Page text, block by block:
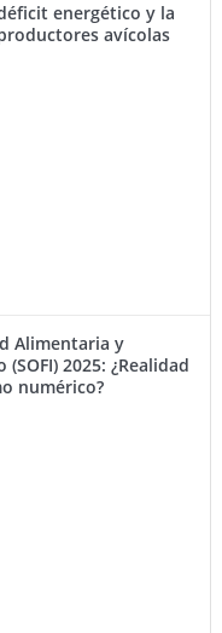
energético y la
avícolas
Alimentaria y
2025: ¿Realidad
numérico?